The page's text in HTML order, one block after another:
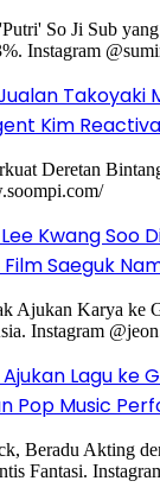
Takoyaki
Kim
Kwang Soo
Saeguk
Lagu ke
Pop Music